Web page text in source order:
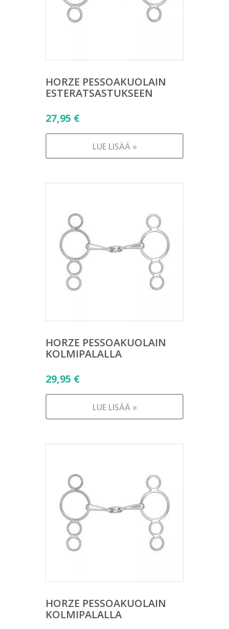
HORZE PESSOAKUOLAIN
ESTERATSASTUKSEEN
27,95 €
LUE LISÄÄ »
HORZE PESSOAKUOLAIN
KOLMIPALALLA
29,95 €
LUE LISÄÄ »
HORZE PESSOAKUOLAIN
KOLMIPALALLA